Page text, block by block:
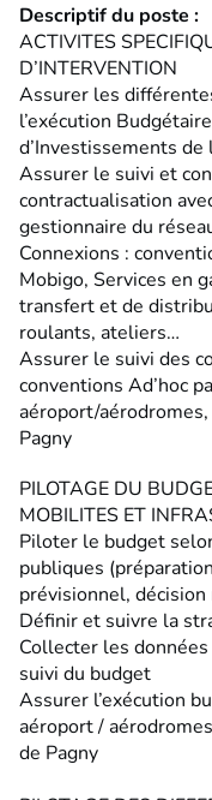
Descriptif du poste :
ACTIVITES
D’INTERVENTION
Assurer les
l’exécution
d’Investissements de
Assurer le suivi et
contractualisation
gestionnaire du
Connexions :
Mobigo, Services en
transfert et de
roulants, ateliers…
Assurer le suivi des
conventions Ad’hoc
aéroport/
Pagny
PILOTAGE DU
MOBILITES ET
Piloter le budget
publiques
prévisionnel,
Définir et suivre la
Collecter les
suivi du budget
Assurer l’exécution
aéroport /
de Pagny